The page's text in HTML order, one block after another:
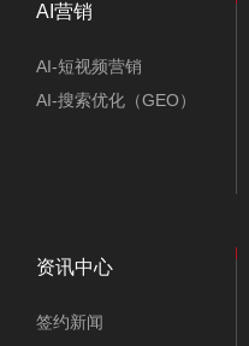
AI营销
AI-短视频营销
AI-搜索优化（GEO）
资讯中心
签约新闻